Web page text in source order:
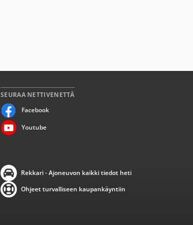
SEURAA NETTIVENETTÄ
Facebook
Youtube
Rekkari - Ajoneuvon kaikki tiedot heti
Ohjeet turvalliseen kaupankäyntiin